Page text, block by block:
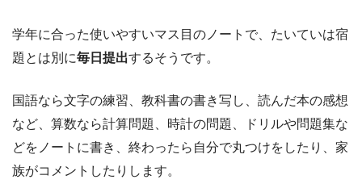
学年に合った使いやすいマス目のノートで、たいていは宿
題とは別に毎日提出するそうです。
国語なら文字の練習、教科書の書き写し、読んだ本の感想
など、算数なら計算問題、時計の問題、ドリルや問題集な
どをノートに書き、終わったら自分で丸つけをしたり、家
族がコメントしたりします。